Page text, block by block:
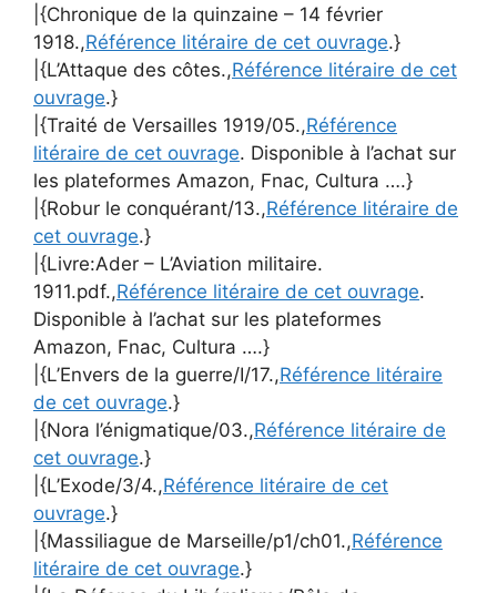
|{Chronique de la quinzaine – 14 février
1918.,Référence litéraire de cet ouvrage.}
|{L’Attaque des côtes.,Référence litéraire de cet
ouvrage.}
|{Traité de Versailles 1919/05.,Référence
litéraire de cet ouvrage. Disponible à l’achat sur
les plateformes Amazon, Fnac, Cultura ….}
|{Robur le conquérant/13.,Référence litéraire de
cet ouvrage.}
|{Livre:Ader – L’Aviation militaire.
1911.pdf.,Référence litéraire de cet ouvrage.
Disponible à l’achat sur les plateformes
Amazon, Fnac, Cultura ….}
|{L’Envers de la guerre/I/17.,Référence litéraire
de cet ouvrage.}
|{Nora l’énigmatique/03.,Référence litéraire de
cet ouvrage.}
|{L’Exode/3/4.,Référence litéraire de cet
ouvrage.}
|{Massiliague de Marseille/p1/ch01.,Référence
litéraire de cet ouvrage.}